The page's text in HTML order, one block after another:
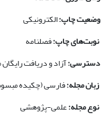
وضعیت چاپ:الکترونیکی
نوبت‌های چاپ:فصلنامه
دسترسی:آزاد و دریافت رایگان
زبان مجله:فارسی (چکیده
نوع مجله:علمی-پژوهشی